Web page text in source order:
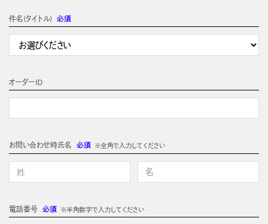
件名(タイトル) 必須
オーダーＩＤ
お問い合わせ時氏名 必須 ※全角で入力してください
電話番号必須 ※半角数字で入力してください